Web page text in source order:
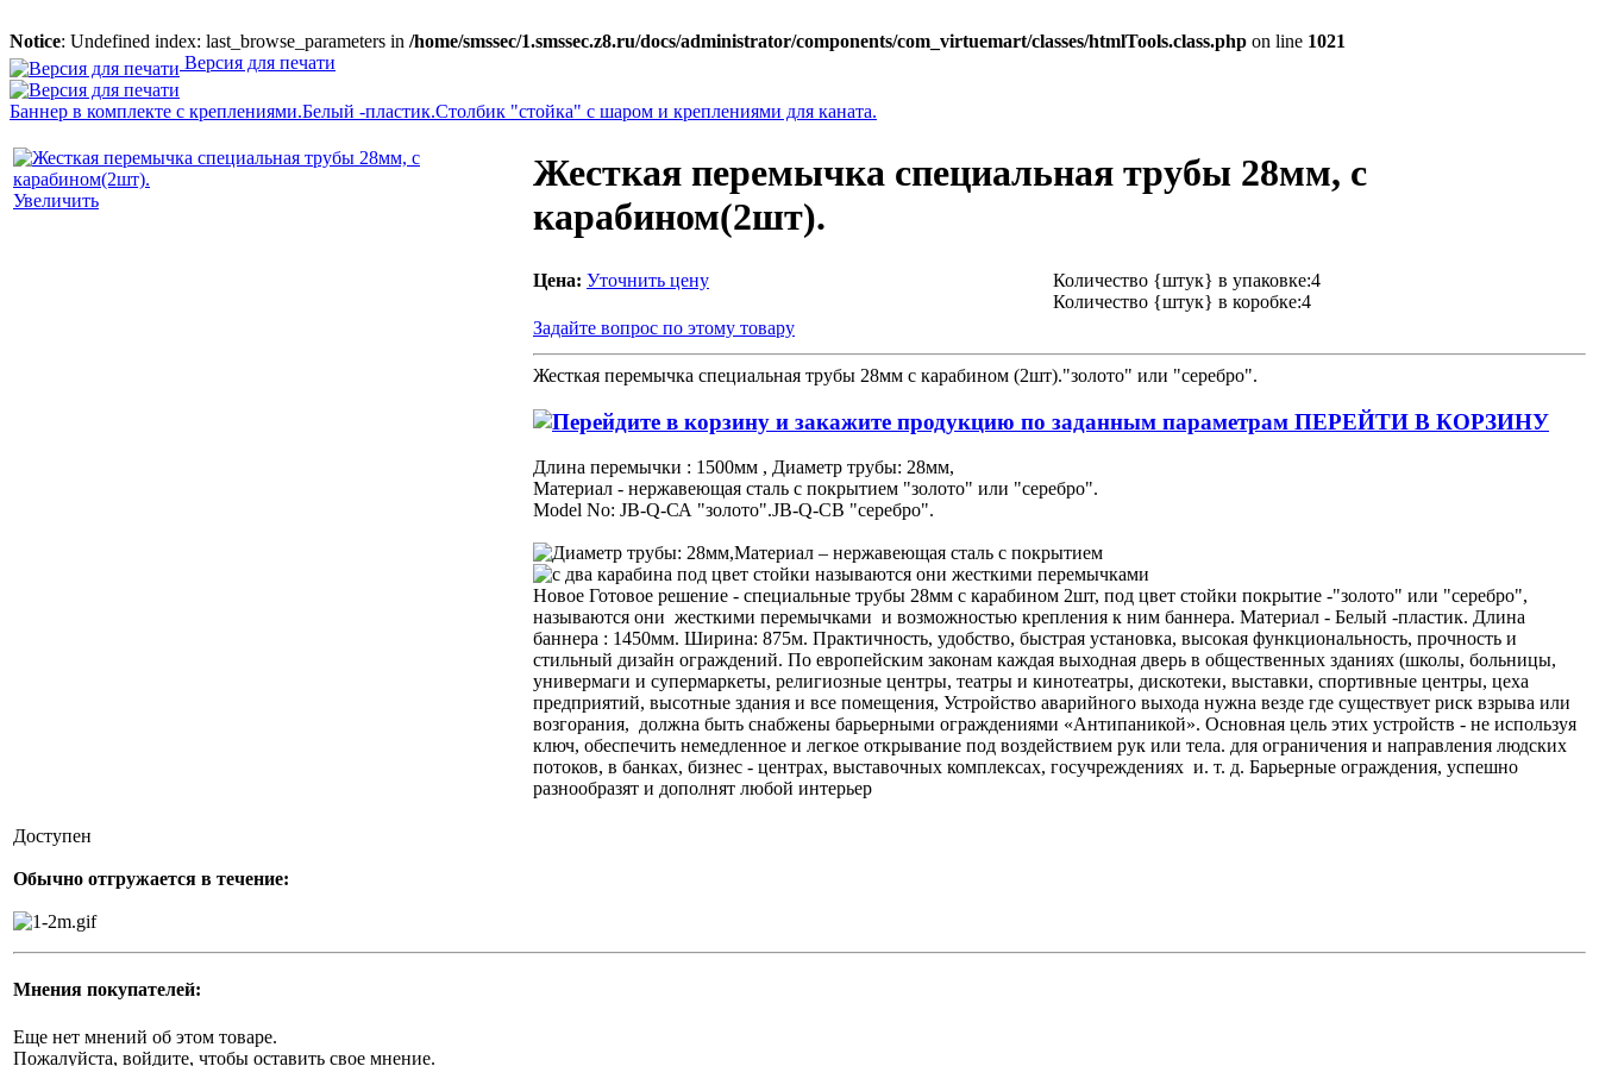
Notice: Undefined index: last_browse_parameters in /home/smssec/1.smssec.z8.ru/docs/administrator/components/com_virtuemart/classes/htmlTools.class.php on line 1021
Версия для печати
Баннер в комплекте с креплениями.Белый -пластик.Столбик "стойка" с шаром и креплениями для каната.
Увеличить
Жесткая перемычка специальная трубы 28мм, с
карабином(2шт).
Цена: Уточнить цену
Количество {штук} в упаковке:4
Количество {штук} в коробке:4
Задайте вопрос по этому товару
Жесткая перемычка специальная трубы 28мм с карабином (2шт)."золото" или "серебро".
ПЕРЕЙТИ В КОРЗИНУ
Длина перемычки : 1500мм , Диаметр трубы: 28мм,
Материал - нержавеющая сталь с покрытием "золото" или "серебро".
Model No: JB-Q-СА "золото".JB-Q-СВ "серебро".
Новое Готовое решение - специальные трубы 28мм с карабином 2шт, под цвет стойки покрытие -"золото" или "серебро",
называются они жесткими перемычками и возможностью крепления к ним баннера. Материал - Белый -пластик. Длина
баннера : 1450мм. Ширина: 875м. Практичность, удобство, быстрая установка, высокая функциональность, прочность и
стильный дизайн ограждений. По европейским законам каждая выходная дверь в общественных зданиях (школы, больницы,
универмаги и супермаркеты, религиозные центры, театры и кинотеатры, дискотеки, выставки, спортивные центры, цеха
предприятий, высотные здания и все помещения, Устройство аварийного выхода нужна везде где существует риск взрыва или
возгорания, должна быть снабжены барьерными ограждениями «Антипаникой». Основная цель этих устройств - не используя
ключ, обеспечить немедленное и легкое открывание под воздействием рук или тела. для ограничения и направления людских
потоков, в банках, бизнес - центрах, выставочных комплексах, госучреждениях и. т. д. Барьерные ограждения, успешно
разнообразят и дополнят любой интерьер
Доступен
Обычно отгружается в течение:
Мнения покупателей:
Еще нет мнений об этом товаре.
Пожалуйста, войдите, чтобы оставить свое мнение.